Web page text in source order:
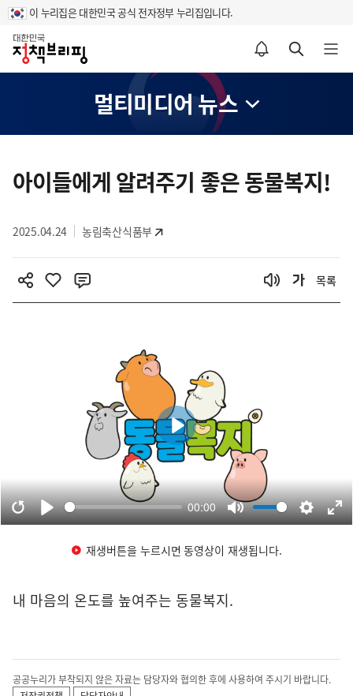
이 누리집은 대한민국 공식 전자정부 누리집입니다.
홈
알림설정 바로가기 검색 바로가기 메뉴 열기
멀티미디어 뉴스
텐
츠
역
아이들에게 알려주기 좋은 동물복지!
2025.04.24 농림축산식품부
목록
재생버튼을 누르시면 동영상이 재생됩니다.
내 마음의 온도를 높여주는 동물복지.
공공누리가 부착되지 않은 자료는 담당자와 협의한 후에 사용하여 주시기 바랍니다.